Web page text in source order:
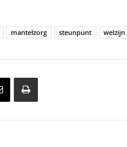
mantelzorg steunpunt welzijn